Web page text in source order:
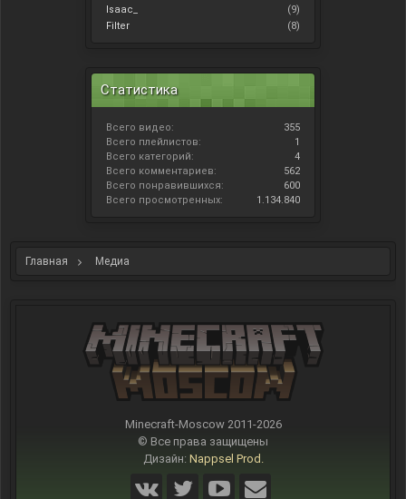
Isaac_
(9)
Filter
(8)
Статистика
Всего видео:
355
Всего плейлистов:
1
Всего категорий:
4
Всего комментариев:
562
Всего понравившихся:
600
Всего просмотренных:
1.134.840
Главная Медиа
Minecraft-Moscow 2011-2026
© Все права защищены
Дизайн: Nappsel Prod.